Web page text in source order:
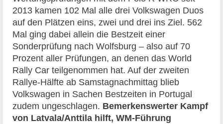
2013 kamen 102 Mal alle drei Volkswagen Duos
auf den Plätzen eins, zwei und drei ins Ziel. 562
Mal ging dabei allein die Bestzeit einer
Sonderprüfung nach Wolfsburg – also auf 70
Prozent aller Prüfungen, an denen das World
Rally Car teilgenommen hat. Auf der zweiten
Rallye-Hälfte ab Samstagnachmittag blieb
Volkswagen in Sachen Bestzeiten in Portugal
zudem ungeschlagen. Bemerkenswerter Kampf
von Latvala/Anttila hilft, WM-Führung